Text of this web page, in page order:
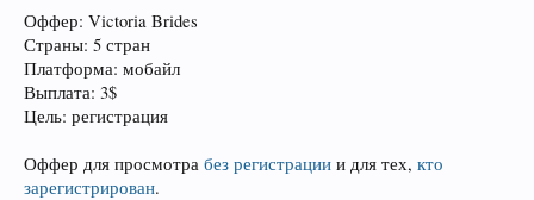
Оффер: Victoria Brides
Страны: 5 стран
Платформа: мобайл
Выплата: 3$
Цель: регистрация
Оффер для просмотра без регистрации и для тех, кто
зарегистрирован.